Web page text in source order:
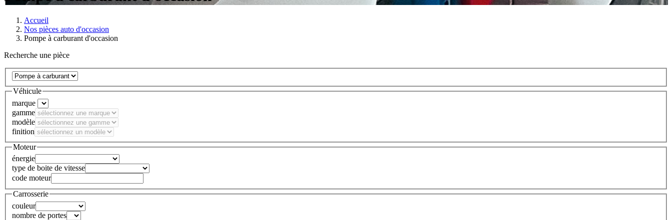
Accueil
Nos pièces auto d'occasion
Pompe à carburant d'occasion
Recherche une pièce
Véhicule
marque
gamme
modèle
finition
Moteur
énergie
type de boite de vitesse
code moteur
Carrosserie
couleur
nombre de portes